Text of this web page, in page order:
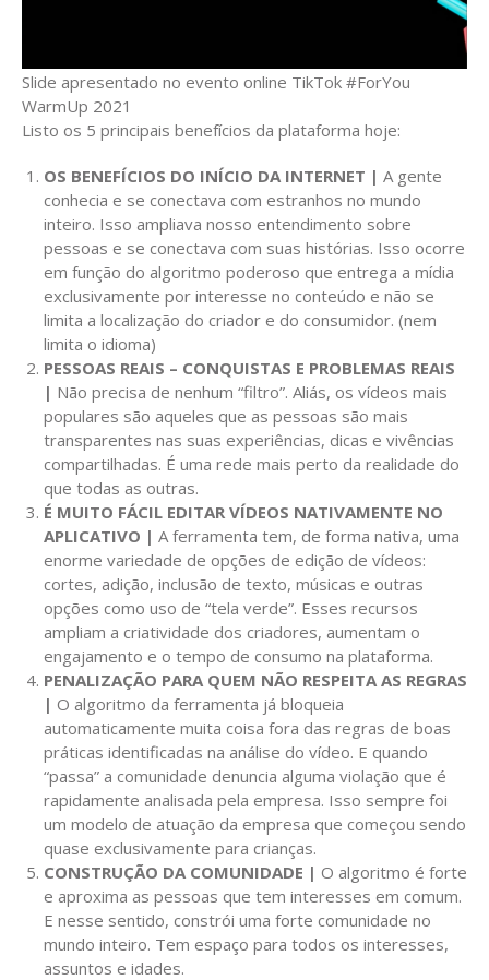
Slide apresentado no evento online TikTok #ForYou
WarmUp 2021
Listo os 5 principais benefícios da plataforma hoje:
OS BENEFÍCIOS DO INÍCIO DA INTERNET | A gente
conhecia e se conectava com estranhos no mundo
inteiro. Isso ampliava nosso entendimento sobre
pessoas e se conectava com suas histórias. Isso ocorre
em função do algoritmo poderoso que entrega a mídia
exclusivamente por interesse no conteúdo e não se
limita a localização do criador e do consumidor. (nem
limita o idioma)
PESSOAS REAIS – CONQUISTAS E PROBLEMAS REAIS
| Não precisa de nenhum “filtro”. Aliás, os vídeos mais
populares são aqueles que as pessoas são mais
transparentes nas suas experiências, dicas e vivências
compartilhadas. É uma rede mais perto da realidade do
que todas as outras.
É MUITO FÁCIL EDITAR VÍDEOS NATIVAMENTE NO
APLICATIVO | A ferramenta tem, de forma nativa, uma
enorme variedade de opções de edição de vídeos:
cortes, adição, inclusão de texto, músicas e outras
opções como uso de “tela verde”. Esses recursos
ampliam a criatividade dos criadores, aumentam o
engajamento e o tempo de consumo na plataforma.
PENALIZAÇÃO PARA QUEM NÃO RESPEITA AS REGRAS
| O algoritmo da ferramenta já bloqueia
automaticamente muita coisa fora das regras de boas
práticas identificadas na análise do vídeo. E quando
“passa” a comunidade denuncia alguma violação que é
rapidamente analisada pela empresa. Isso sempre foi
um modelo de atuação da empresa que começou sendo
quase exclusivamente para crianças.
CONSTRUÇÃO DA COMUNIDADE | O algoritmo é forte
e aproxima as pessoas que tem interesses em comum.
E nesse sentido, constrói uma forte comunidade no
mundo inteiro. Tem espaço para todos os interesses,
assuntos e idades.